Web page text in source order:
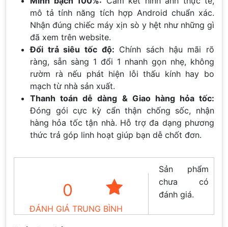
mô tả tính năng tích hợp Android chuẩn xác.
Nhận đúng chiếc máy xịn sò y hệt như những gì
đã xem trên website.
Đổi trả siêu tốc độ: Chính sách hậu mãi rõ
ràng, sẵn sàng 1 đổi 1 nhanh gọn nhẹ, không
rườm rà nếu phát hiện lỗi thấu kính hay bo
mạch từ nhà sản xuất.
Thanh toán dễ dàng & Giao hàng hỏa tốc:
Đóng gói cực kỳ cẩn thận chống sốc, nhận
hàng hỏa tốc tận nhà. Hỗ trợ đa dạng phương
thức trả góp linh hoạt giúp bạn dễ chốt đơn.
0
ĐÁNH GIÁ TRUNG BÌNH
Sản phẩm
chưa có
đánh giá.